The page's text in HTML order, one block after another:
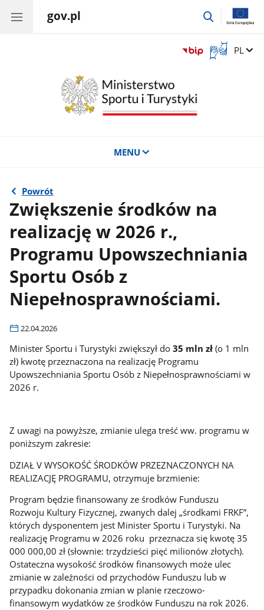
gov.pl
przejdź
Otwórz
okno
Zmień
PL
MENU
Powrót
Zwiększenie środków na
realizację w 2026 r.,
Programu Upowszechniania
Sportu Osób z
Niepełnosprawnościami.
22.04.2026
Minister Sportu i Turystyki zwiększył do35 mln zł (o 1 mln
zł) kwotę przeznaczona na realizację Programu
Upowszechniania Sportu Osób z Niepełnosprawnościami w
2026 r.
Z uwagi na powyższe, zmianie ulega treść ww. programu w
poniższym zakresie:
DZIAŁ V WYSOKOŚĆ ŚRODKÓW PRZEZNACZONYCH NA
REALIZACJĘ PROGRAMU, otrzymuje brzmienie:
Program będzie finansowany ze środków Funduszu
Rozwoju Kultury Fizycznej, zwanych dalej „środkami FRKF”,
których dysponentem jest Minister Sportu i Turystyki. Na
realizację Programu w 2026 roku przeznacza się kwotę 35
000 000,00 zł (słownie: trzydzieści pięć milionów złotych).
Ostateczna wysokość środków finansowych może ulec
zmianie w zależności od przychodów Funduszu lub w
przypadku dokonania zmian w planie rzeczowo-
finansowym wydatków ze środków Funduszu na rok 2026.